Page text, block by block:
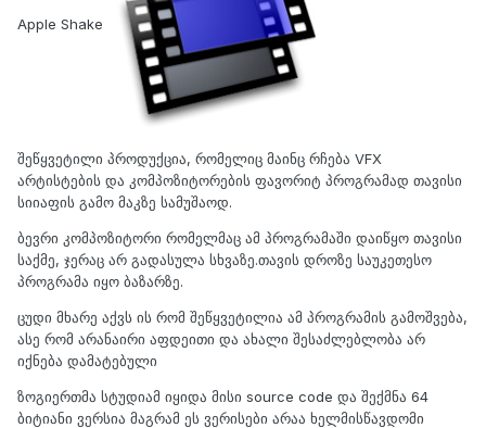
Apple Shake
შეწყვეტილი პროდუქცია, რომელიც მაინც რჩება VFX
არტისტების და კომპოზიტორების ფავორიტ პროგრამად თავისი
სიიაფის გამო მაკზე სამუშაოდ.
ბევრი კომპოზიტორი რომელმაც ამ პროგრამაში დაიწყო თავისი
საქმე, ჯერაც არ გადასულა სხვაზე.თავის დროზე საუკეთესო
პროგრამა იყო ბაზარზე.
ცუდი მხარე აქვს ის რომ შეწყვეტილია ამ პროგრამის გამოშვება,
ასე რომ არანაირი აფდეითი და ახალი შესაძლებლობა არ
იქნება დამატებული
ზოგიერთმა სტუდიამ იყიდა მისი source code და შექმნა 64
ბიტიანი ვერსია მაგრამ ეს ვერისები არაა ხელმისწავდომი